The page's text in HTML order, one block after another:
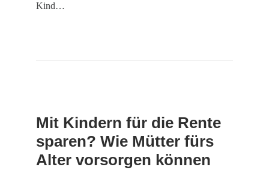
Kind…
Mit Kindern für die Rente
sparen? Wie Mütter fürs
Alter vorsorgen können